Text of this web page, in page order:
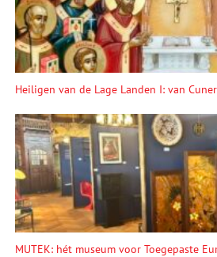
Heiligen van de Lage Landen I: van
MUTEK: hét museum voor Toegepaste